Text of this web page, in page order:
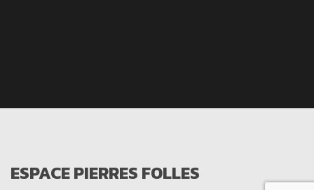
ESPACE PIERRES FOLLES